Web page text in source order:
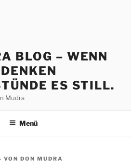
BLOG – WENN
ES STILL.
Mudra
Menü
VON DON MUDRA